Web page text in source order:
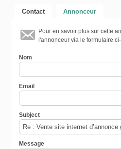
Contact Annonceur
Pour en savoir plus sur cette
l'annonceur via le formulaire
Nom
Email
Subject
Message